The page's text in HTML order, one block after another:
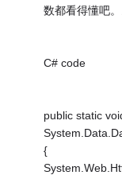
数都看得懂吧。
C# code
public static
{